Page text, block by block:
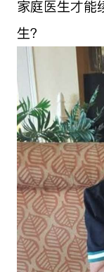
家庭医生才能
生？